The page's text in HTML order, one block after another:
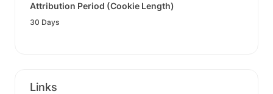
Attribution Period (Cookie Length)
30 Days
Links